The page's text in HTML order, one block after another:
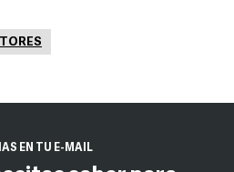
EN TU E-MAIL